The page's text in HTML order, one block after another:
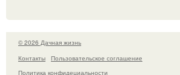
© 2026 Дачная жизнь
Контакты
Пользовательское соглашение
Политика конфидециальности